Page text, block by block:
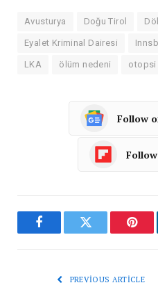
Avusturya Doğu Tirol
Eyalet Kriminal Dairesi
LKA ölüm nedeni otopsi
Follow
FacebookTwitter
PREVIOUS ARTICLE